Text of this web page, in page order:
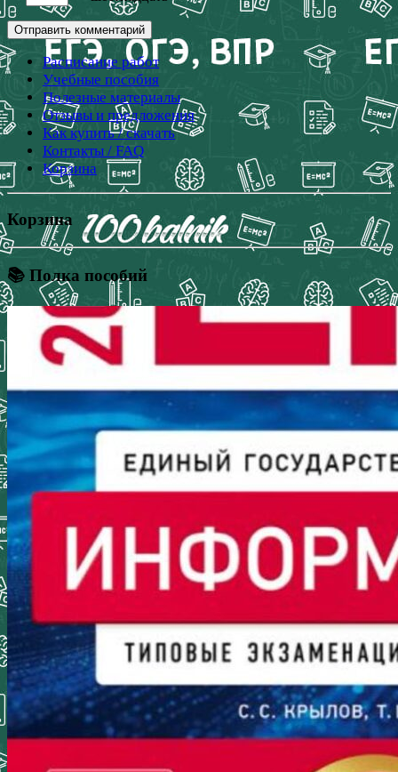
Расписание работ
Учебные пособия
Полезные материалы
Отзывы и предложения
Как купить / скачать
Контакты / FAQ
Корзина
Корзина
📚 Полка пособий